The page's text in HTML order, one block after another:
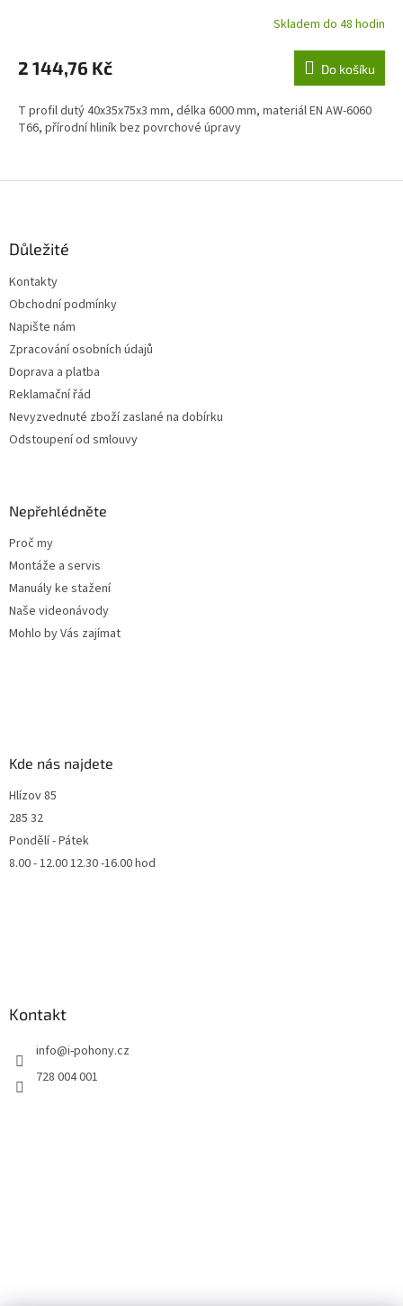
Skladem do 48 hodin
2 144,76 Kč Do košíku
T profil dutý 40x35x75x3 mm, délka 6000 mm, materiál EN AW-6060
T66, přírodní hliník bez povrchové úpravy
Důležité
Kontakty
Obchodní podmínky
Napište nám
Zpracování osobních údajů
Doprava a platba
Reklamační řád
Nevyzvednuté zboží zaslané na dobírku
Odstoupení od smlouvy
Nepřehlédněte
Proč my
Montáže a servis
Manuály ke stažení
Naše videonávody
Mohlo by Vás zajímat
Kde nás najdete
Hlízov 85
285 32
Pondělí - Pátek
8.00 - 12.00 12.30 -16.00 hod
Kontakt
info@i-pohony.cz
728 004 001